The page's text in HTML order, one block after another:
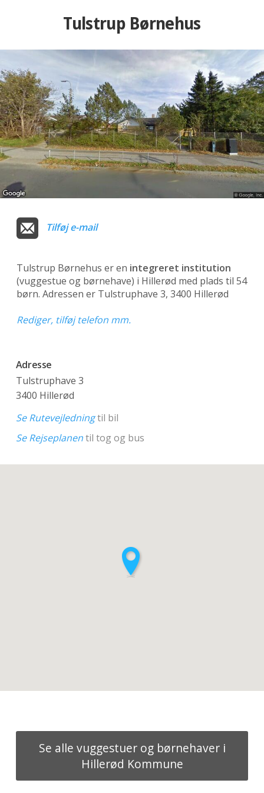
Tulstrup Børnehus
Tilføj e-mail
Tulstrup Børnehus er en integreret institution
(vuggestue og børnehave) i Hillerød med plads til 54
børn. Adressen er Tulstruphave 3, 3400 Hillerød
Rediger, tilføj telefon mm.
Adresse
Tulstruphave 3
3400 Hillerød
Se Rutevejledningtil bil
Se Rejseplanentil tog og bus
Se alle vuggestuer og børnehaver i
Hillerød Kommune